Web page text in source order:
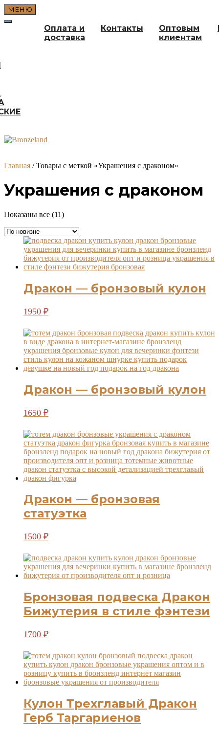
Перейти
к
содержимому
МЕНЮ
Оплата и
доставка
Контакты
Оптовым
клиентам
Главная / Товары с меткой «Украшения с драконом»
Украшения с драконом
Показаны все (11)Сортировка:
недавние
Дракон — бронзовый кулон
1950 ₽
Дракон — бронзовый кулон
1650 ₽
Дракон — бронзовая
статуэтка
1500 ₽
Бронзовая подвеска Дракон
Бижутерия в стиле фэнтези
1700 ₽
Кулон Трехглавый Дракон
Герб Таргариенов